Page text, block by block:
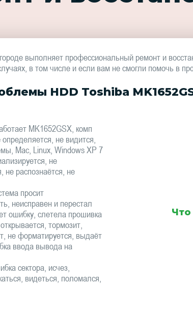
выполняет профессиональный ремонт и
в том числе и если вам не смогли помочь в
HDD Toshiba
MK1652GSX, комп
не видится,
Mac, Linux, Windows XP 7
не
не распознаётся, не
просит
неисправен и перестал
ошибку, слетела прошивка
тормозит,
не форматируется, выдаёт
ввода вывода на
сектора, исчез,
видеться, поломался,
Что